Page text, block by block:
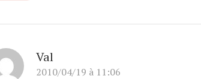
Val
2010/04/19 à 11:06